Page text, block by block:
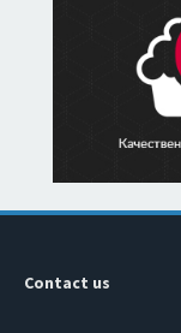
Contact us